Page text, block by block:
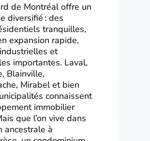
de Montréal offre un
diversifié : des
tranquilles,
expansion rapide,
et
importantes. Laval,
Blainville,
Mirabel et bien
connaissent
immobilier
que l’on vive dans
ancestrale à